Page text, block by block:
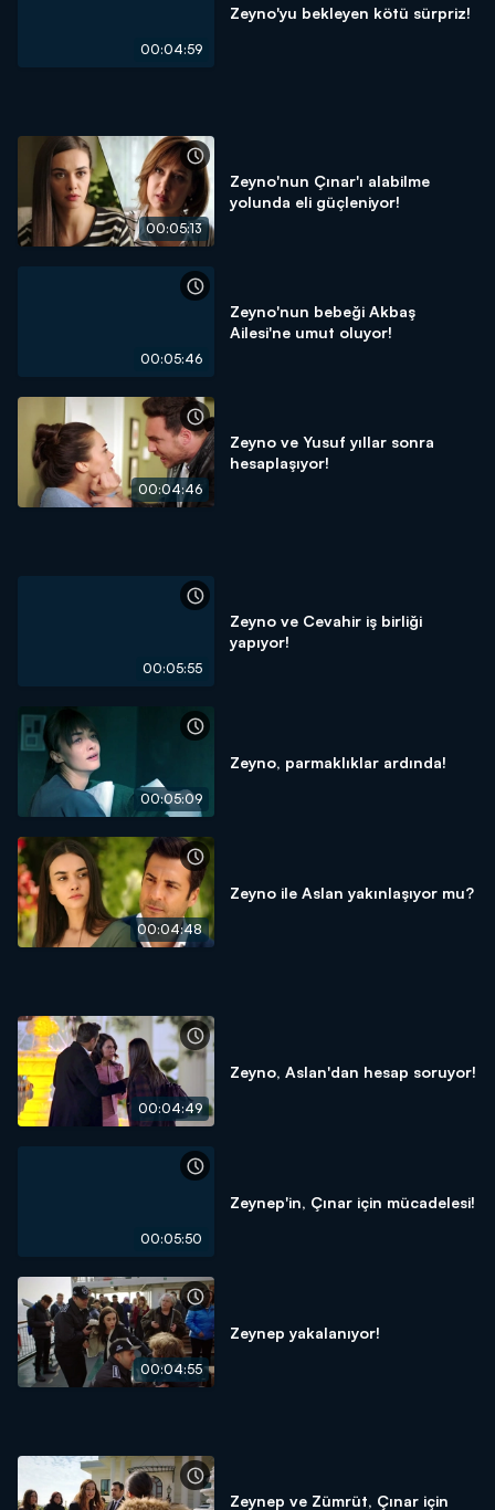
00:04:59
Zeyno'yu bekleyen kötü sürpriz!
00:05:13
Zeyno'nun Çınar'ı alabilme
yolunda eli güçleniyor!
00:05:46
Zeyno'nun bebeği Akbaş
Ailesi'ne umut oluyor!
00:04:46
Zeyno ve Yusuf yıllar sonra
hesaplaşıyor!
00:05:55
Zeyno ve Cevahir iş birliği
yapıyor!
00:05:09
Zeyno, parmaklıklar ardında!
00:04:48
Zeyno ile Aslan yakınlaşıyor mu?
00:04:49
Zeyno, Aslan'dan hesap soruyor!
00:05:50
Zeynep'in, Çınar için mücadelesi!
00:04:55
Zeynep yakalanıyor!
Zeynep ve Zümrüt, Çınar için